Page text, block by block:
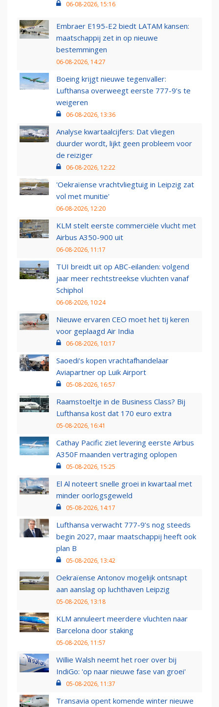
06-08-2026, 15:16
Embraer E195-E2 biedt LATAM kansen:
maatschappij zet in op nieuwe
bestemmingen
06-08-2026, 14:27
Boeing krijgt nieuwe tegenvaller:
Lufthansa overweegt eerste 777-9’s te
weigeren
06-08-2026, 13:36
Analyse kwartaalcijfers: Dat vliegen
duurder wordt, lijkt geen probleem voor
de reiziger
06-08-2026, 12:22
'Oekraïense vrachtvliegtuig in Leipzig zat
vol met munitie'
06-08-2026, 12:20
KLM stelt eerste commerciële vlucht met
Airbus A350-900 uit
06-08-2026, 11:17
TUI breidt uit op ABC-eilanden: volgend
jaar meer rechtstreekse vluchten vanaf
Schiphol
06-08-2026, 10:24
Nieuwe ervaren CEO moet het tij keren
voor geplaagd Air India
06-08-2026, 10:17
Saoedi’s kopen vrachtafhandelaar
Aviapartner op Luik Airport
05-08-2026, 16:57
Raamstoeltje in de Business Class? Bij
Lufthansa kost dat 170 euro extra
05-08-2026, 16:41
Cathay Pacific ziet levering eerste Airbus
A350F maanden vertraging oplopen
05-08-2026, 15:25
El Al noteert snelle groei in kwartaal met
minder oorlogsgeweld
05-08-2026, 14:17
Lufthansa verwacht 777-9’s nog steeds
begin 2027, maar maatschappij heeft ook
plan B
05-08-2026, 13:42
Oekraïense Antonov mogelijk ontsnapt
aan aanslag op luchthaven Leipzig
05-08-2026, 13:18
KLM annuleert meerdere vluchten naar
Barcelona door staking
05-08-2026, 11:57
Willie Walsh neemt het roer over bij
IndiGo: 'op naar nieuwe fase van groei'
05-08-2026, 11:37
Transavia opent komende winter nieuwe